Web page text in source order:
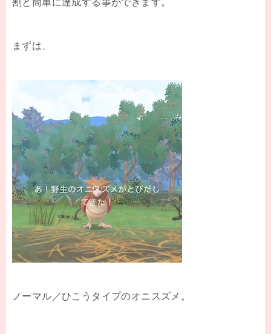
割と簡単に達成する事ができます。
まずは、
ノーマル／ひこうタイプのオニスズメ。